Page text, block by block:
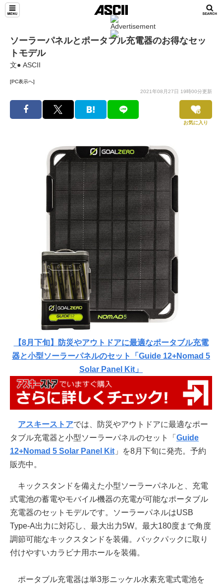
ソーラーパネルとポータブル充電器のお得なセッ
トモデル
文● ASCII
[PC表示へ]
2021年08月27日 19時00分更新
お気に入り
【8月下旬】防災やアウトドアに最適なポータブル充電
器と小型ソーラーパネルのセット「Guide 12+Nomad 5
Solar Panel Kit」
アスキーストアでは、防災やアウトドアに最適なポー
タブル充電器と小型ソーラーパネルのセット「 Guide
12+Nomad 5 Solar Panel Kit 」を8月下旬に発売。予約
販売中。
キックスタンドを備えた小型ソーラーパネルと、充電
式電池の蓄電やモバイル機器の充電が可能なポータブル
充電器のセットモデルです。ソーラーパネルはUSB
Type-A出力に対応し、最大出力5W。最大180度まで角度
調節可能なキックスタンドを装備。バックパックに取り
付けやすいカラビナ用ホールを装備。
ポータブル充電器は単3形ニッケル水素充電式電池を